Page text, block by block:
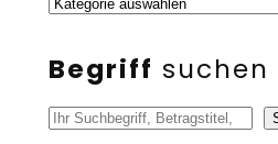
Begriff suchen
S